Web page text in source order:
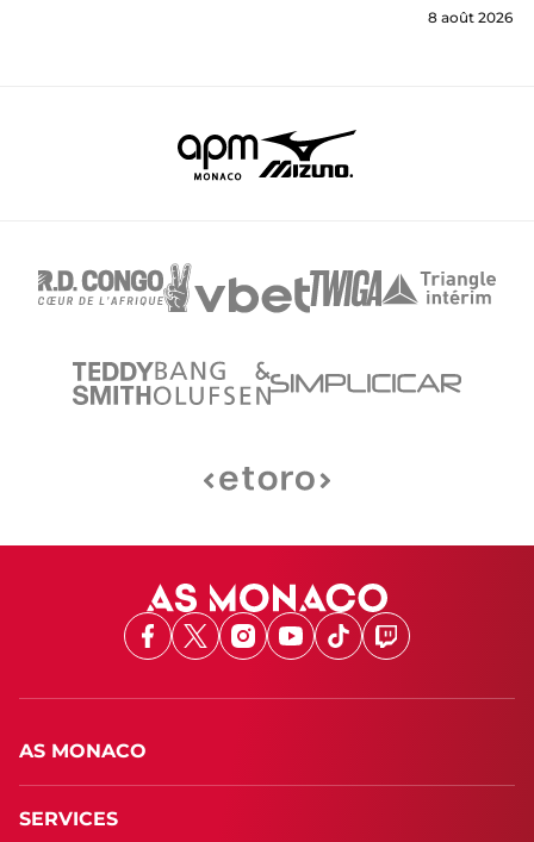
8 août 2026
Facebook
X Instagram
Youtube
TikTokTwitch
AS MONACO
SERVICES